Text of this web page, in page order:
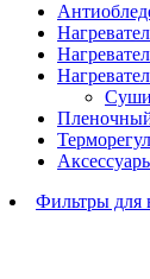
Фильтры для